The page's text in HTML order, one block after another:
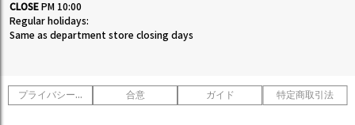
CLOSE PM 10:00
Regular holidays:
Same as department store closing days
プライバシーポリシー 合意 ガイド 特定商取引法